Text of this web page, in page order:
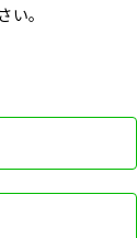
ッフ情報
。